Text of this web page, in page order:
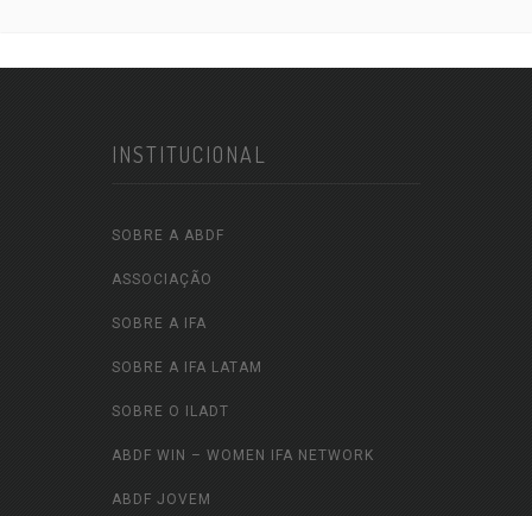
INSTITUCIONAL
SOBRE A ABDF
ASSOCIAÇÃO
SOBRE A IFA
SOBRE A IFA LATAM
SOBRE O ILADT
ABDF WIN – WOMEN IFA NETWORK
ABDF JOVEM